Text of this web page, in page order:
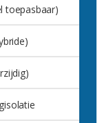
toepasbaar)